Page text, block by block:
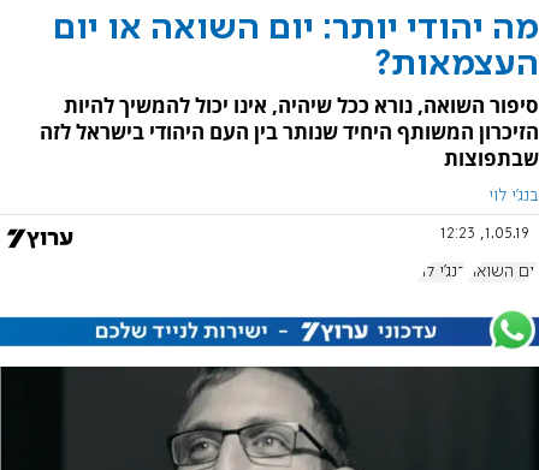
מה יהודי יותר: יום השואה או יום
העצמאות?
סיפור השואה, נורא ככל שיהיה, אינו יכול להמשיך להיות
הזיכרון המשותף היחיד שנותר בין העם היהודי בישראל לזה
שבתפוצות
בנג'י לוי
1.05.19, 12:23
יום השואה בנג'י לוי